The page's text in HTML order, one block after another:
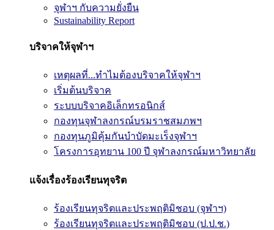
จุฬาฯ กับความยั่งยืน
Sustainability Report
บริจาคให้จุฬาฯ
เหตุผลที่...ทำไมต้องบริจาคให้จุฬาฯ
เริ่มต้นบริจาค
ระบบบริจาคอิเล็กทรอนิกส์
กองทุนจุฬาลงกรณ์บรมราชสมภพฯ
กองทุนภูมิคุ้มกันบำบัดมะเร็งจุฬาฯ
โครงการอุทยาน 100 ปี จุฬาลงกรณ์มหาวิทยาลัย
แจ้งเรื่องร้องเรียนทุจริต
ร้องเรียนทุจริตและประพฤติมิชอบ (จุฬาฯ)
ร้องเรียนทุจริตและประพฤติมิชอบ (ป.ป.ช.)